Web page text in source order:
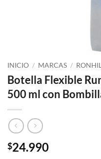
INICIO / MARCAS /
Botella Flexible
500 ml con
$24.990